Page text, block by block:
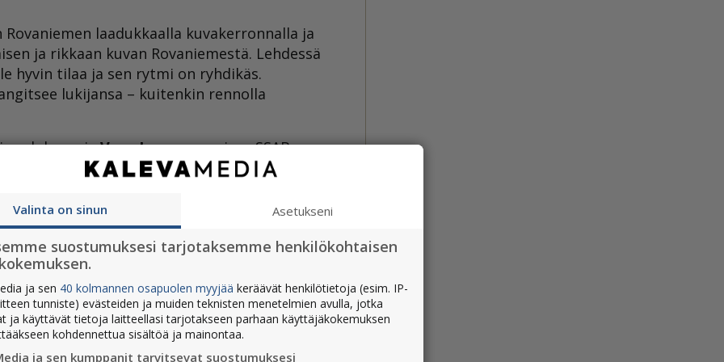
laadukkaalla kuvakerronnalla ja
ja rikkaan kuvan Rovaniemestä. Lehdessä
hyvin tilaa ja sen rytmi on ryhdikäs.
lukijansa – kuitenkin rennolla
valokuvaajaVesa Joensuunreissu SSAB:n
sijan Vuoden
arvioitiin tekstin, kuvan ja taiton
Lohtander
yllättävän hyvin ja ylentää
Sille on harvoin perusteita, että taitto
todella erottui joukosta.”, todettiin
Koillissanomat nappasi juttukilpailussa
jutulla, joka kertoo Anu Pentikin
Valinta on sinun Asetukseni
suostumuksesi tarjotaksemme henkilökohtaisen
ja sen 40 kolmannen osapuolen myyjää keräävät henkilötietoja (esim. IP-
tunniste) evästeiden ja muiden teknisten menetelmien avulla, jotka
ja käyttävät tietoja laitteellasi tarjotakseen parhaan käyttäjäkokemuksen
kohdennettua sisältöä ja mainontaa.
ja sen kumppanit tarvitsevat suostumuksesi